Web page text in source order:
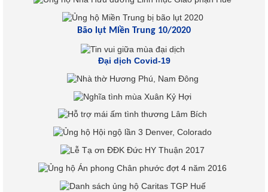
Bão lụt Miền Trung 10/2020
Đại dịch Covid-19